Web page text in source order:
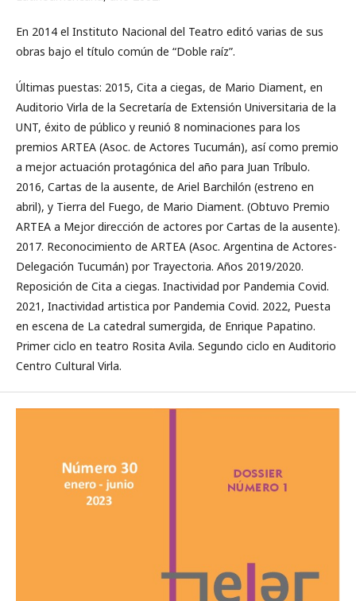
En 2014 el Instituto Nacional del Teatro editó varias de sus
obras bajo el título común de “Doble raíz”.
Últimas puestas: 2015, Cita a ciegas, de Mario Diament, en
Auditorio Virla de la Secretaría de Extensión Universitaria de la
UNT, éxito de público y reunió 8 nominaciones para los
premios ARTEA (Asoc. de Actores Tucumán), así como premio
a mejor actuación protagónica del año para Juan Tríbulo.
2016, Cartas de la ausente, de Ariel Barchilón (estreno en
abril), y Tierra del Fuego, de Mario Diament. (Obtuvo Premio
ARTEA a Mejor dirección de actores por Cartas de la ausente).
2017. Reconocimiento de ARTEA (Asoc. Argentina de Actores-
Delegación Tucumán) por Trayectoria. Años 2019/2020.
Reposición de Cita a ciegas. Inactividad por Pandemia Covid.
2021, Inactividad artistica por Pandemia Covid. 2022, Puesta
en escena de La catedral sumergida, de Enrique Papatino.
Primer ciclo en teatro Rosita Avila. Segundo ciclo en Auditorio
Centro Cultural Virla.